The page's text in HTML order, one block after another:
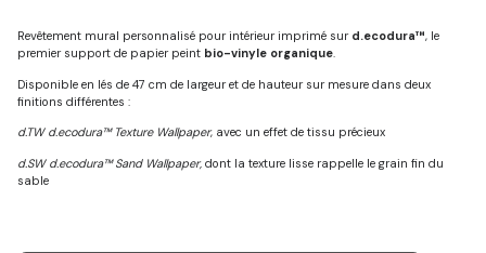
Revêtement mural personnalisé pour intérieur imprimé sur d.ecodura™, le
premier support de papier peint bio-vinyle organique.
Disponible en lés de 47 cm de largeur et de hauteur sur mesure dans deux
finitions différentes :
d.TW d.ecodura™ Texture Wallpaper, avec un effet de tissu précieux
d.SW d.ecodura™ Sand Wallpaper, dont la texture lisse rappelle le grain fin du
sable